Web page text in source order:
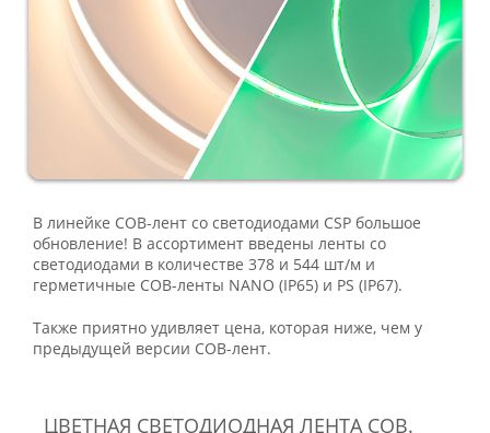
В линейке COB-лент со светодиодами CSP большое
обновление! В ассортимент введены ленты со
светодиодами в количестве 378 и 544 шт/м и
герметичные СОВ-ленты NANO (IP65) и PS (IP67).
Также приятно удивляет цена, которая ниже, чем у
предыдущей версии СОВ-лент.
ЦВЕТНАЯ СВЕТОДИОДНАЯ ЛЕНТА COB.